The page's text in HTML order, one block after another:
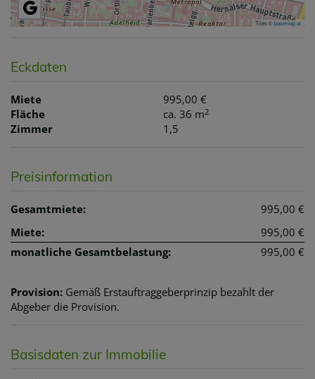
Tiles ©basemap.at
Eckdaten
Miete
995,00 €
Fläche
ca. 36 m2
Zimmer 1,5
Preisinformation
Gesamtmiete:
995,00 €
Miete:
995,00 €
monatliche Gesamtbelastung:
995,00 €
Provision: Gemäß Erstauftraggeberprinzip bezahlt der
Abgeber die Provision.
Basisdaten zur Immobilie